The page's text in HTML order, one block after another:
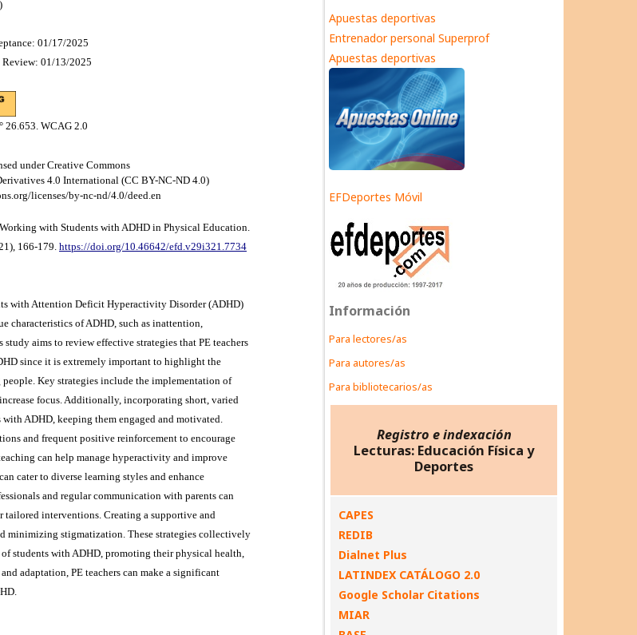
Apuestas deportivas
Entrenador personal Superprof
Apuestas deportivas
EFDeportes Móvil
Información
Para lectores/as
Para autores/as
Para bibliotecarios/as
Registro e indexación
Lecturas: Educación Física y
Deportes
CAPES
REDIB
Dialnet Plus
LATINDEX CATÁLOGO 2.0
Google Scholar Citations
MIAR